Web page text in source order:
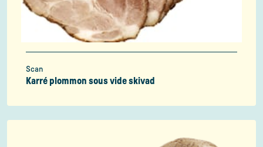
Scan
Karré plommon sous vide skivad